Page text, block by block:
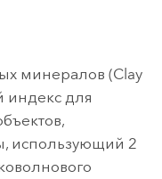
минералов (Clay
индекс для
использующий 2